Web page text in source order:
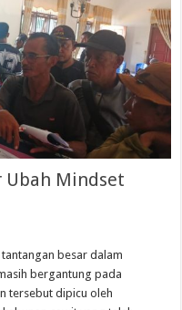
Ubah Mindset
besar dalam
bergantung pada
tersebut dipicu oleh